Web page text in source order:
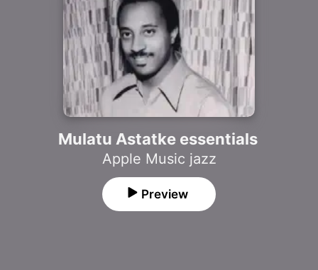
Radio
Mulatu Astatke essentials
Apple Music jazz
Preview